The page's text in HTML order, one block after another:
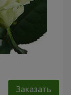
Заказать